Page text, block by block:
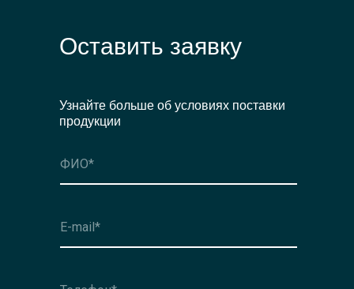
Узнайте больше об условиях поставки
продукции
Оставить заявку
Оформить заявку